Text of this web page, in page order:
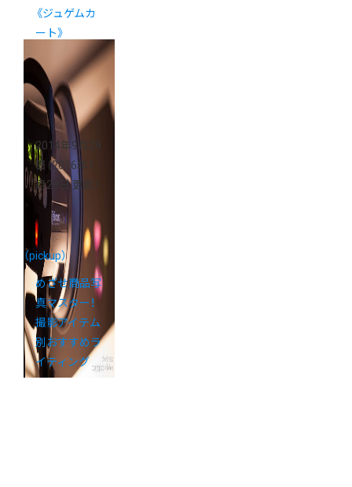
《ジュゲムカ
ート》
2014年9月29
日 （2016年1
月28日 更新）
（pickup）
めざせ商品写
真マスター！
撮影アイテム
別おすすめラ
イティング